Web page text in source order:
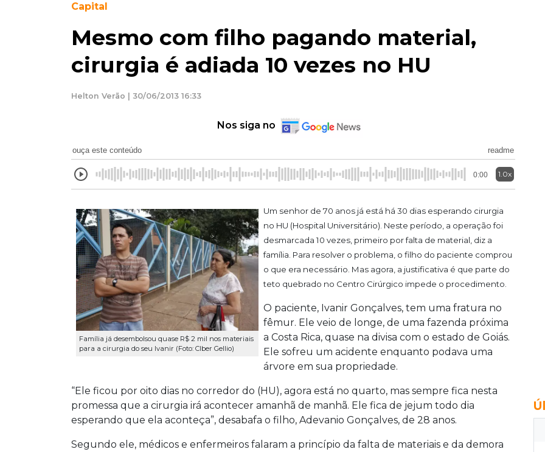
Capital
Mesmo com filho pagando material,
cirurgia é adiada 10 vezes no HU
Helton Verão | 30/06/2013 16:33
Nos siga no
ouça este conteúdo readme
0:00 1.0x
Família já desembolsou quase R$ 2 mil nos materiais
para a cirurgia do seu Ivanir (Foto: Clber Gellio)
Um senhor de 70 anos já está há 30 dias esperando cirurgia
no HU (Hospital Universitário). Neste período, a operação foi
desmarcada 10 vezes, primeiro por falta de material, diz a
família. Para resolver o problema, o filho do paciente comprou
o que era necessário. Mas agora, a justificativa é que parte do
teto quebrado no Centro Cirúrgico impede o procedimento.
O paciente, Ivanir Gonçalves, tem uma fratura no
fêmur. Ele veio de longe, de uma fazenda próxima
a Costa Rica, quase na divisa com o estado de Goiás.
Ele sofreu um acidente enquanto podava uma
árvore em sua propriedade.
“Ele ficou por oito dias no corredor do (HU), agora está no quarto, mas sempre fica nesta
promessa que a cirurgia irá acontecer amanhã de manhã. Ele fica de jejum todo dia
esperando que ela aconteça”, desabafa o filho, Adevanio Gonçalves, de 28 anos.
Segundo ele, médicos e enfermeiros falaram a princípio da falta de materiais e da demora